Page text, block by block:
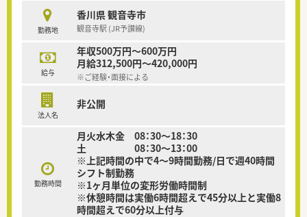
勤務地
香川県 観音寺市
観音寺駅 (JR予讃線)
給与
年収500万円～600万円
月給312,500円～420,000円
※ご経験・面接による
法人名
非公開
勤務時間
月火水木金 08：30～18：30
土 08：30～13：00
※上記時間の中で4～9時間勤務/日で週40時間
シフト制勤務
※1ヶ月単位の変形労働時間制
※休憩時間は実働6時間超えで45分以上と実働8
時間超えで60分以上付与